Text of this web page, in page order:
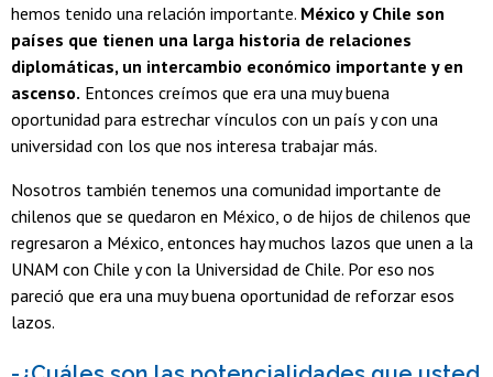
hemos tenido una relación importante. México y Chile son
países que tienen una larga historia de relaciones
diplomáticas, un intercambio económico importante y en
ascenso. Entonces creímos que era una muy buena
oportunidad para estrechar vínculos con un país y con una
universidad con los que nos interesa trabajar más.
Nosotros también tenemos una comunidad importante de
chilenos que se quedaron en México, o de hijos de chilenos que
regresaron a México, entonces hay muchos lazos que unen a la
UNAM con Chile y con la Universidad de Chile. Por eso nos
pareció que era una muy buena oportunidad de reforzar esos
lazos.